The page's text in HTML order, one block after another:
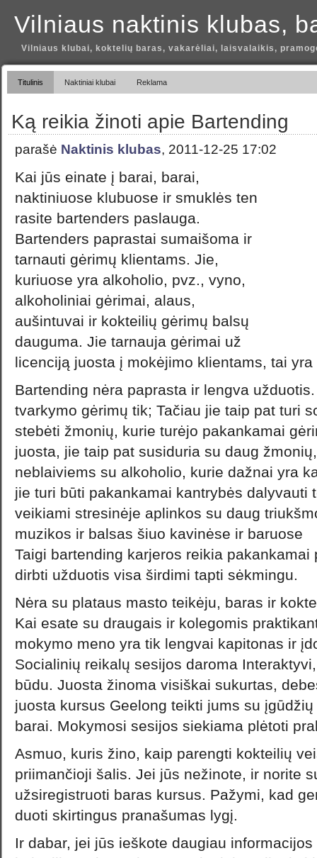
Vilniaus naktinis klubas,
Vilniaus klubai, koktelių baras, vakarėliai, laisvalaikis,
Titulinis Naktiniai klubai Reklama
Ką reikia žinoti apie Bartending
parašė Naktinis klubas, 2011-12-25 17:02
Kai jūs einate į barai, barai,
naktiniuose klubuose ir smuklės ten
rasite bartenders paslauga.
Bartenders paprastai sumaišoma ir
tarnauti gėrimų klientams. Jie,
kuriuose yra alkoholio, pvz., vyno,
alkoholiniai gėrimai, alaus,
aušintuvai ir kokteilių gėrimų balsų
dauguma. Jie tarnauja gėrimai už
licenciją juosta į mokėjimo klientams, tai yra
Bartending nėra paprasta ir lengva
tvarkymo gėrimų tik; Tačiau jie taip pat turi
stebėti žmonių, kurie turėjo pakankamai
juosta, jie taip pat susiduria su daug
neblaiviems su alkoholio, kurie dažnai yra
jie turi būti pakankamai kantrybės dalyvauti
veikiami stresinėje aplinkos su daug
muzikos ir balsas šiuo kavinėse ir baruose
Taigi bartending karjeros reikia
dirbti užduotis visa širdimi tapti sėkmingu.
Nėra su plataus masto teikėju, baras ir
Kai esate su draugais ir kolegomis
mokymo meno yra tik lengvai kapitonas ir
Socialinių reikalų sesijos daroma
būdu. Juosta žinoma visiškai sukurtas,
juosta kursus Geelong teikti jums su
barai. Mokymosi sesijos siekiama plėtoti
Asmuo, kuris žino, kaip parengti kokteilių
priimančioji šalis. Jei jūs nežinote, ir norite
užsiregistruoti baras kursus. Pažymi, kad
duoti skirtingus pranašumas lygį.
Ir dabar, jei jūs ieškote daugiau